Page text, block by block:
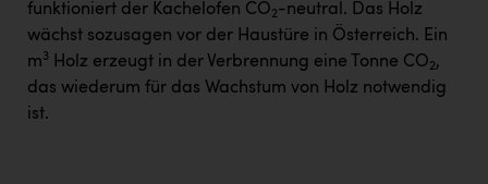
funktioniert der Kachelofen CO2-neutral. Das Holz
wächst sozusagen vor der Haustüre in Österreich. Ein
m3 Holz erzeugt in der Verbrennung eine Tonne CO2,
das wiederum für das Wachstum von Holz notwendig
ist.